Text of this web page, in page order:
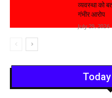
व्यवस्था को
गंभीर आरोप
July 29, 2026